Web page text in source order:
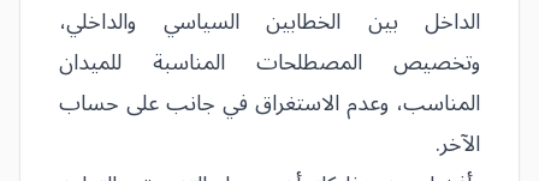
الداخل بين الخطابين السياسي والداخلي،
وتخصيص المصطلحات المناسبة للميدان
المناسب، وعدم الاستغراق في جانب على حساب
الآخر.